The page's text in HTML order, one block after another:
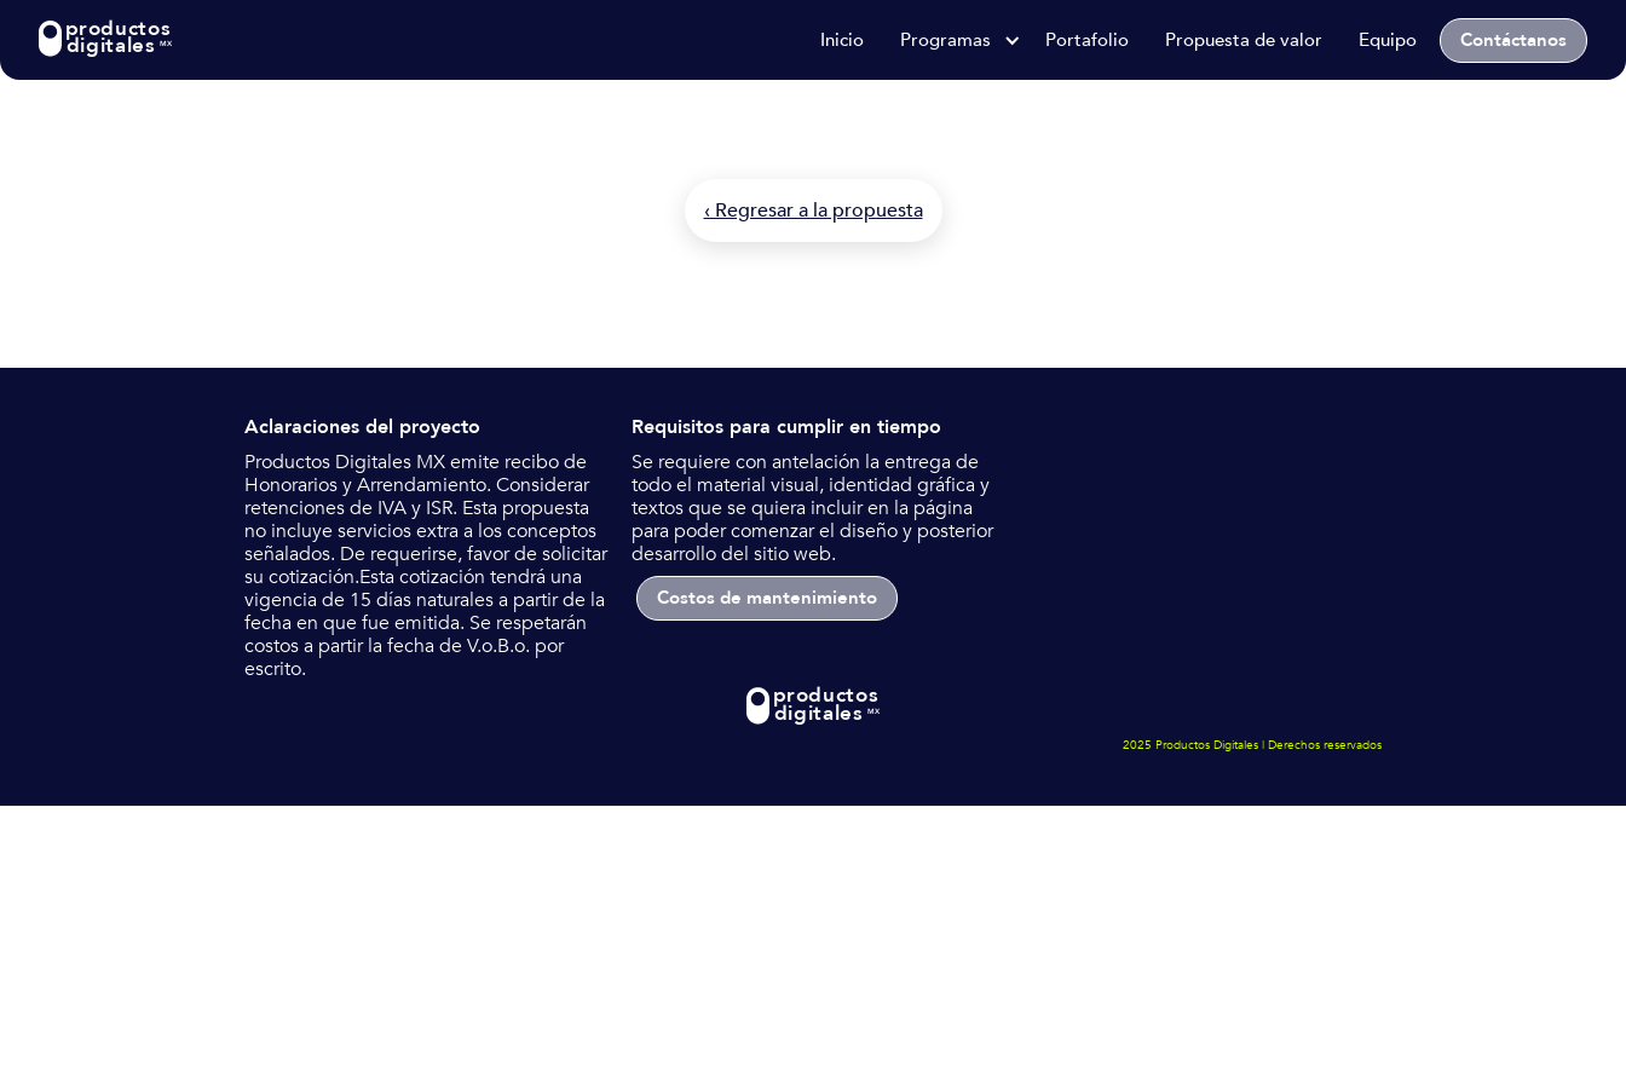
productos
digitales MX Inicio Programas Portafolio Propuesta de valor Equipo Contáctanos
‹ Regresar a la propuesta
Aclaraciones del proyecto
Productos Digitales MX emite recibo de
Honorarios y Arrendamiento. Considerar
retenciones de IVA y ISR. Esta propuesta
no incluye servicios extra a los conceptos
señalados. De requerirse, favor de solicitar
su cotización.Esta cotización tendrá una
vigencia de 15 días naturales a partir de la
fecha en que fue emitida. Se respetarán
costos a partir la fecha de V.o.B.o. por
escrito.
Requisitos para cumplir en tiempo
Se requiere con antelación la entrega de
todo el material visual, identidad gráfica y
textos que se quiera incluir en la página
para poder comenzar el diseño y posterior
desarrollo del sitio web.
Costos de mantenimiento
productos
digitales MX
2025 Productos Digitales | Derechos reservados